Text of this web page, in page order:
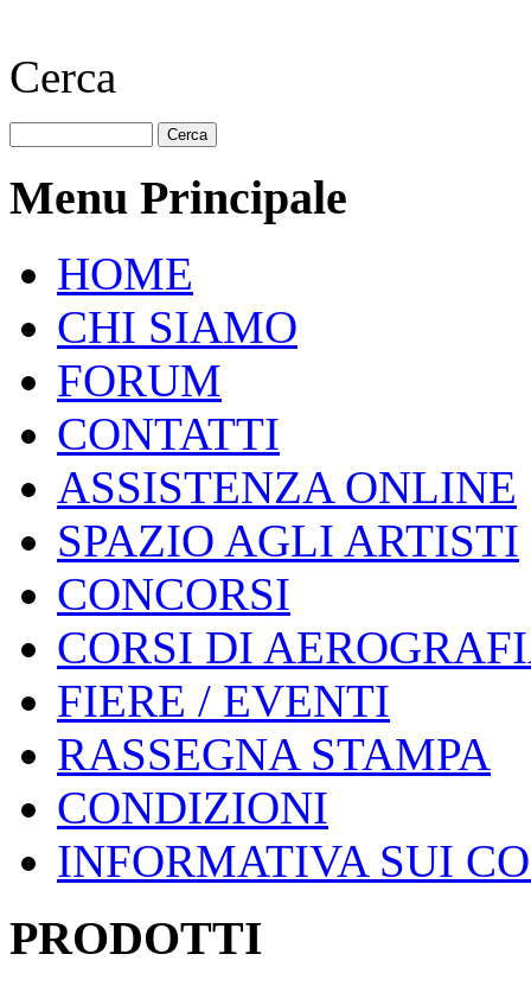
Cerca
Menu Principale
HOME
CHI SIAMO
FORUM
CONTATTI
ASSISTENZA ONLINE
SPAZIO AGLI ARTISTI
CONCORSI
CORSI DI
FIERE / EVENTI
RASSEGNA STAMPA
CONDIZIONI
INFORMATIVA SUI
PRODOTTI